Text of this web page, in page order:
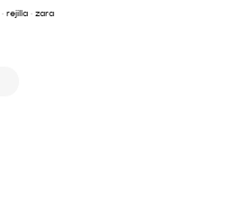
· rejilla · zara